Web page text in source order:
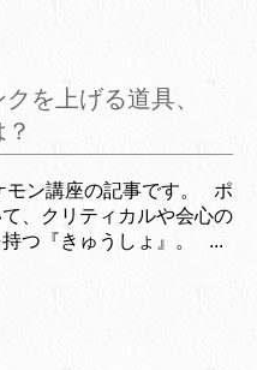
を上げる道具、
モン講座の記事です。 ポ
、クリティカルや会心の
つ『きゅうしょ』。 ...